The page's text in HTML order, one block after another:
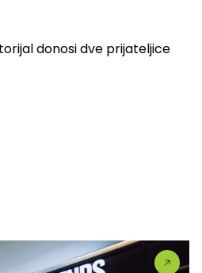
donosi dve prijateljice